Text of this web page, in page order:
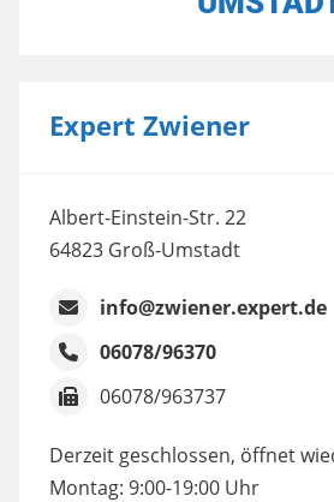
Expert Zwiener
Albert-Einstein-Str. 22
64823 Groß-Umstadt
info@zwiener.expert.de
06078/96370
06078/963737
Derzeit geschlossen, öffnet
Montag: 9:00-19:00 Uhr